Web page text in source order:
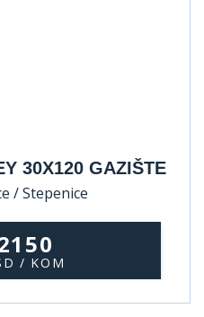
30X120 GAZIŠTE
/ Stepenice
/ KOM